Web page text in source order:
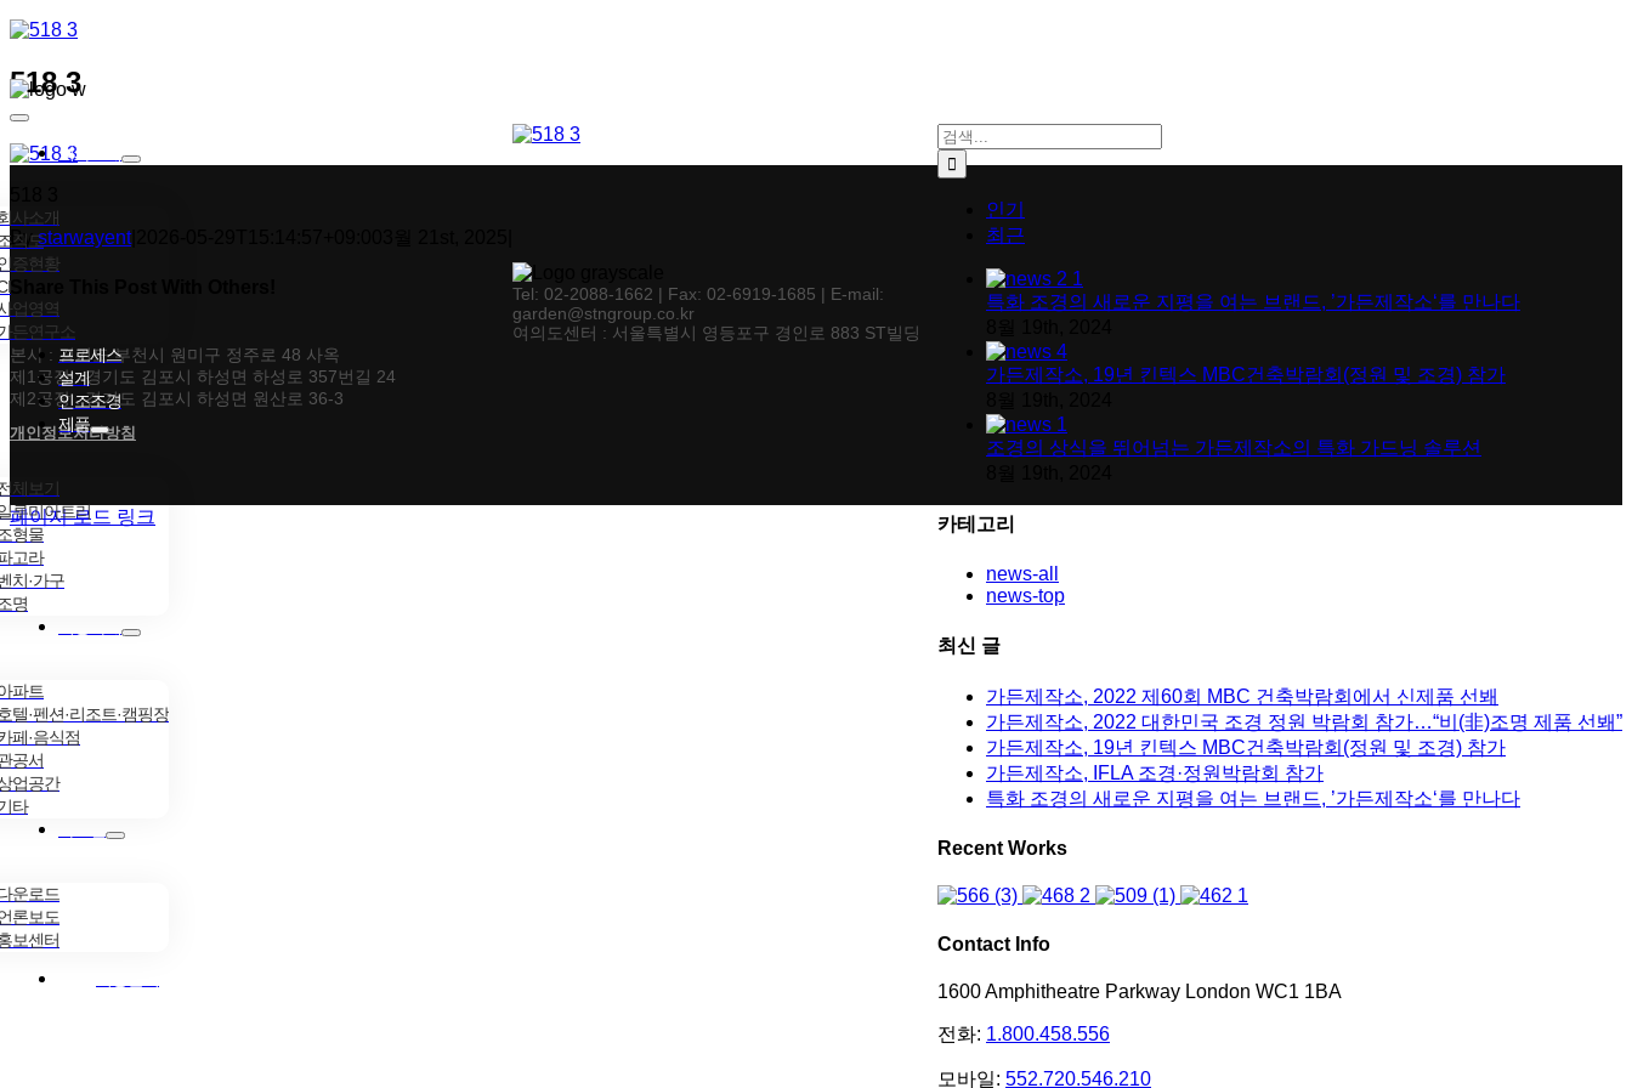
콘텐츠로
Toggle
Navigation회사소개
사소개
직도
증현황
업영역
든연구소
프로세스
설계
인조조경
제품
체보기
루미아트리
형물
고라
치·가구
명
파트
텔·펜션·리조트·캠핑장
페·음식점
공서
업공간
타
운로드
론보도
보센터
518 3
Bystarwayent|
Facebook
X
Tumblr
Pinterest
이메일
검색:
인기
최근
특화 조경의 새로운 지평을 여는 브랜드, ’가든제작소‘를 만나다
가든제작소, 19년 킨텍스 MBC건축박람회(정원 및 조경) 참가
조경의 상식을 뛰어넘는 가든제작소의 특화 가드닝 솔루션
카테고리
news-all
news-top
최신 글
가든제작소, 2022 제60회 MBC 건축박람회에서 신제품 선봬
가든제작소, 2022 대한민국 조경 정원 박람회 참가…“비(非)조명 제품 선봬”
가든제작소, 19년 킨텍스 MBC건축박람회(정원 및 조경) 참가
가든제작소, IFLA 조경·정원박람회 참가
특화 조경의 새로운 지평을 여는 브랜드, ’가든제작소‘를 만나다
Recent Works
Contact Info
1600 Amphitheatre Parkway London WC1 1BA
전화: 1.800.458.556
모바일: 552.720.546.210
Tel: 02-2088-1662 | Fax: 02-6919-1685 | E-mail:
garden@stngroup.co.kr
여의도센터 : 서울특별시 영등포구 경인로 883 ST빌딩
본사 : 경기도 부천시 원미구 정주로 48 사옥
제1공장 : 경기도 김포시 하성면 하성로 357번길 24
제2공장 : 경기도 김포시 하성면 원산로 36-3
개인정보처리방침
페이지 로드 링크